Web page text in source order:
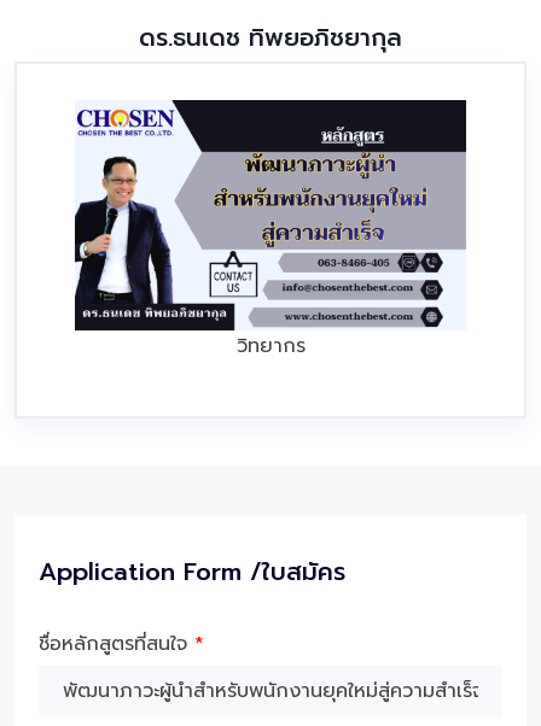
ดร.ธนเดช ทิพยอภิชยากุล
วิทยากร
Application Form /ใบสมัคร
ชื่อหลักสูตรที่สนใจ *